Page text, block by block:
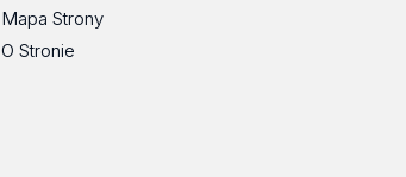
Mapa Strony
O Stronie